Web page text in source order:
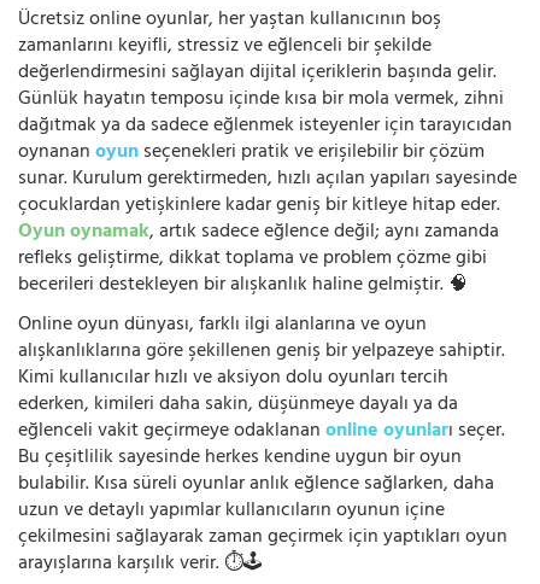
Ücretsiz online oyunlar, her yaştan kullanıcının boş
zamanlarını keyifli, stressiz ve eğlenceli bir şekilde
değerlendirmesini sağlayan dijital içeriklerin başında gelir.
Günlük hayatın temposu içinde kısa bir mola vermek, zihni
dağıtmak ya da sadece eğlenmek isteyenler için tarayıcıdan
oynananoyunseçenekleri pratik ve erişilebilir bir çözüm
sunar. Kurulum gerektirmeden, hızlı açılan yapıları sayesinde
çocuklardan yetişkinlere kadar geniş bir kitleye hitap eder.
Oyun oynamak, artık sadece eğlence değil; aynı zamanda
refleks geliştirme, dikkat toplama ve problem çözme gibi
becerileri destekleyen bir alışkanlık haline gelmiştir. 🧠
Online oyun dünyası, farklı ilgi alanlarına ve oyun
alışkanlıklarına göre şekillenen geniş bir yelpazeye sahiptir.
Kimi kullanıcılar hızlı ve aksiyon dolu oyunları tercih
ederken, kimileri daha sakin, düşünmeye dayalı ya da
eğlenceli vakit geçirmeye odaklananonline oyunları seçer.
Bu çeşitlilik sayesinde herkes kendine uygun bir oyun
bulabilir. Kısa süreli oyunlar anlık eğlence sağlarken, daha
uzun ve detaylı yapımlar kullanıcıların oyunun içine
çekilmesini sağlayarak zaman geçirmek için yaptıkları oyun
arayışlarına karşılık verir. ⏱️🕹️